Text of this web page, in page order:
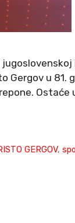
u 81.
Ostaće
GERGOV,